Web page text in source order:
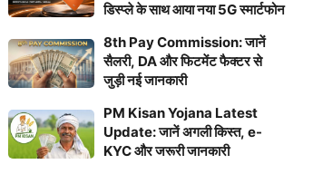
डिस्प्ले के साथ आया नया 5G स्मार्टफोन
8th Pay Commission: जानें
सैलरी, DA और फिटमेंट फैक्टर से
जुड़ी नई जानकारी
PM Kisan Yojana Latest
Update: जानें अगली किस्त, e-
KYC और जरूरी जानकारी